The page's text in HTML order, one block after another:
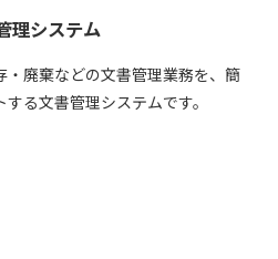
理システム
廃棄などの文書管理業務を、簡
る文書管理システムです。